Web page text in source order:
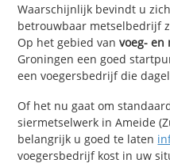
Waarschijnlijk bevindt u
betrouwbaar metselbedrijf
Op het gebied van voeg- en
Groningen een goed
een voegersbedrijf die
Of het nu gaat om
siermetselwerk in Ameide
belangrijk u goed te laten
voegersbedrijf kost in uw